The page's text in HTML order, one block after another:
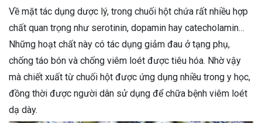
Về mặt tác dụng dược lý, trong chuối hột chứa rất nhiều hợp
chất quan trọng như serotinin, dopamin hay catecholamin…
Những hoạt chất này có tác dụng giảm đau ở tạng phụ,
chống táo bón và chống viêm loét được tiêu hóa. Nhờ vậy
mà chiết xuất từ chuối hột được ứng dụng nhiều trong y học,
đồng thời được người dân sử dụng để chữa bệnh viêm loét
dạ dày.